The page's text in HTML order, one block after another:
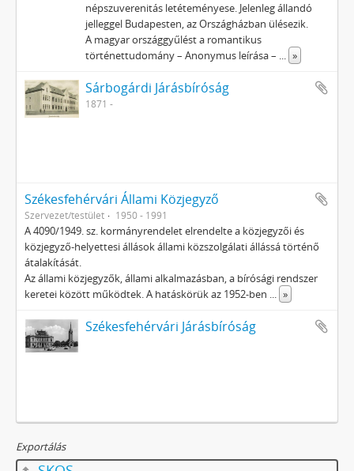
népszuverenitás letéteményese. Jelenleg állandó
jelleggel Budapesten, az Országházban ülésezik.
A magyar országgyűlést a romantikus
történettudomány – Anonymus leírása – ... »
Sárbogárdi Járásbíróság
1871 -
Székesfehérvári Állami Közjegyző
Szervezet/testület 1950 - 1991
A 4090/1949. sz. kormányrendelet elrendelte a közjegyzői és
közjegyző-helyettesi állások állami közszolgálati állássá történő
átalakítását.
Az állami közjegyzők, állami alkalmazásban, a bírósági rendszer
keretei között működtek. A hatáskörük az 1952-ben ... »
Székesfehérvári Járásbíróság
Exportálás